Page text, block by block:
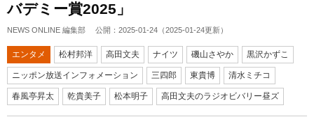
バデミー賞2025」
NEWS ONLINE 編集部 公開： 2025-01-24 （2025-01-24更新）
エンタメ 松村邦洋 高田文夫 ナイツ 磯山さやか 黒沢かずこ
ニッポン放送インフォメーション 三四郎 東貴博 清水ミチコ
春風亭昇太 乾貴美子 松本明子 高田文夫のラジオビバリー昼ズ